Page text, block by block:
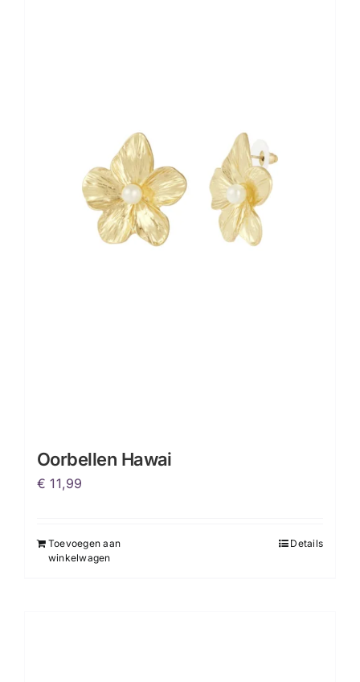
Oorbellen Hawai
€ 11,99
Toevoegen aan
winkelwagen
Details